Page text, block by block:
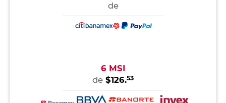
de
6 MSI
de $126.53